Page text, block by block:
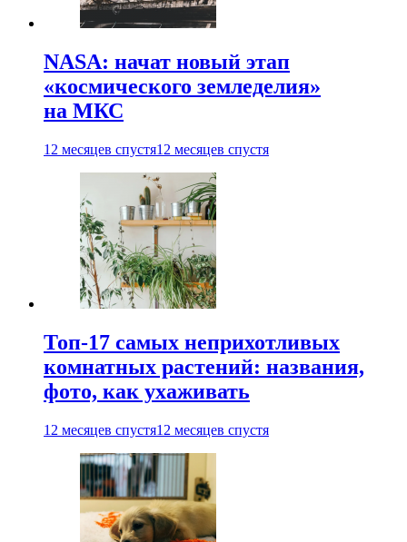
NASA: начат новый этап
«космического земледелия»
на МКС
12 месяцев спустя12 месяцев спустя
Топ-17 самых неприхотливых
комнатных растений: названия,
фото, как ухаживать
12 месяцев спустя12 месяцев спустя